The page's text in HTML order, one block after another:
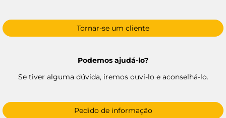
Tornar-se um cliente
Podemos ajudá-lo?
Se tiver alguma dúvida, iremos ouvi-lo e aconselhá-lo.
Pedido de informação